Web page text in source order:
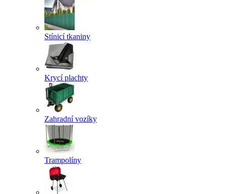
Stínicí tkaniny
Krycí plachty
Zahradní vozíky
Trampolíny